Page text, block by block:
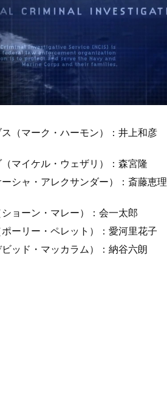
（マーク・ハーモン）：井上和彦
マイケル・ウェザリ）：森宮隆
シャ・アレクサンダー）：斎藤恵理
ョーン・マレー）：会一太郎
ーリー・ペレット）：愛河里花子
ッド・マッカラム）：納谷六朗